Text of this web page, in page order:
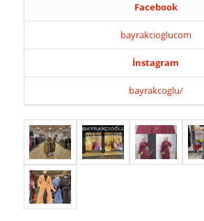
Facebook
bayrakcioglucom
İnstagram
bayrakcoglu/